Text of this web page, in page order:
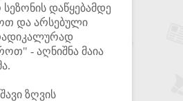
დაწყებამდე
და არსებული
- აღნიშნა მაია
ზღვის